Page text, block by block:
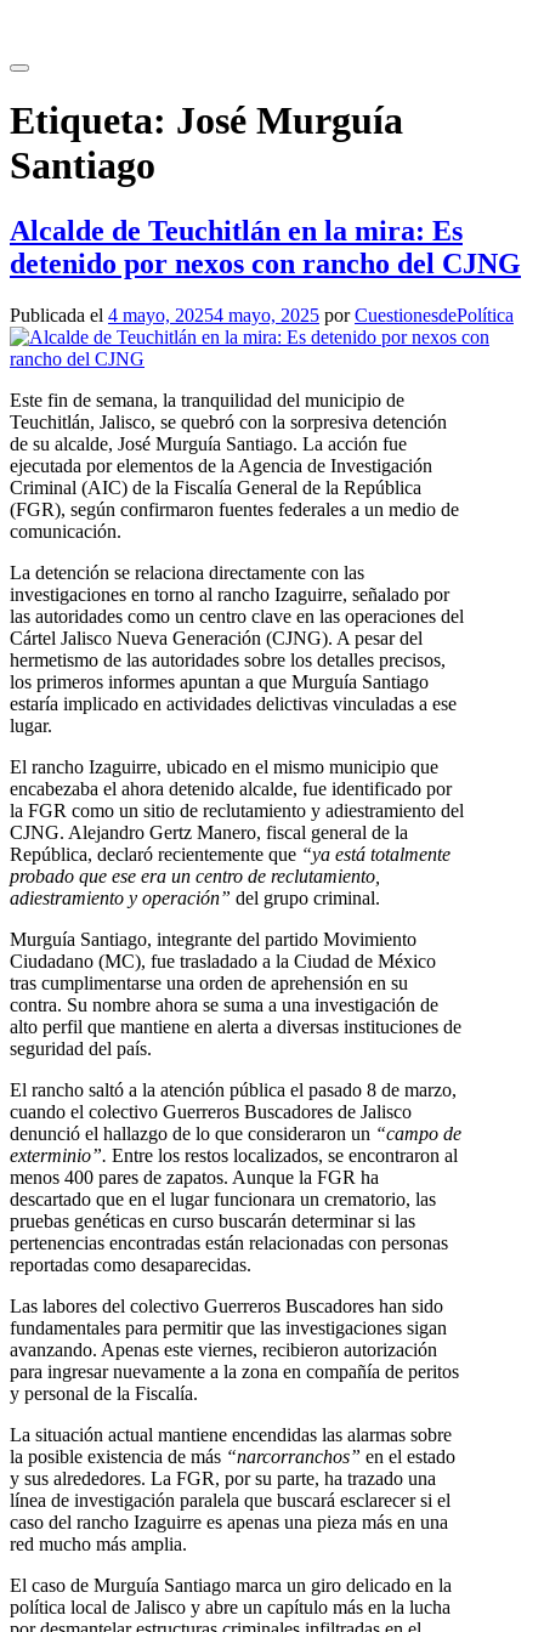
contenido
Etiqueta: José Murguía
Santiago
Alcalde de Teuchitlán en la mira: Es
detenido por nexos con rancho del CJNG
Publicada el 4 mayo, 20254 mayo, 2025 porCuestionesdePolítica
Este fin de semana, la tranquilidad del municipio de
Teuchitlán, Jalisco, se quebró con la sorpresiva detención
de su alcalde, José Murguía Santiago. La acción fue
ejecutada por elementos de la Agencia de Investigación
Criminal (AIC) de la Fiscalía General de la República
(FGR), según confirmaron fuentes federales a un medio de
comunicación.
La detención se relaciona directamente con las
investigaciones en torno al rancho Izaguirre, señalado por
las autoridades como un centro clave en las operaciones del
Cártel Jalisco Nueva Generación (CJNG). A pesar del
hermetismo de las autoridades sobre los detalles precisos,
los primeros informes apuntan a que Murguía Santiago
estaría implicado en actividades delictivas vinculadas a ese
lugar.
El rancho Izaguirre, ubicado en el mismo municipio que
encabezaba el ahora detenido alcalde, fue identificado por
la FGR como un sitio de reclutamiento y adiestramiento del
CJNG. Alejandro Gertz Manero, fiscal general de la
República, declaró recientemente que “ya está totalmente
probado que ese era un centro de reclutamiento,
adiestramiento y operación” del grupo criminal.
Murguía Santiago, integrante del partido Movimiento
Ciudadano (MC), fue trasladado a la Ciudad de México
tras cumplimentarse una orden de aprehensión en su
contra. Su nombre ahora se suma a una investigación de
alto perfil que mantiene en alerta a diversas instituciones de
seguridad del país.
El rancho saltó a la atención pública el pasado 8 de marzo,
cuando el colectivo Guerreros Buscadores de Jalisco
denunció el hallazgo de lo que consideraron un “campo de
exterminio”. Entre los restos localizados, se encontraron al
menos 400 pares de zapatos. Aunque la FGR ha
descartado que en el lugar funcionara un crematorio, las
pruebas genéticas en curso buscarán determinar si las
pertenencias encontradas están relacionadas con personas
reportadas como desaparecidas.
Las labores del colectivo Guerreros Buscadores han sido
fundamentales para permitir que las investigaciones sigan
avanzando. Apenas este viernes, recibieron autorización
para ingresar nuevamente a la zona en compañía de peritos
y personal de la Fiscalía.
La situación actual mantiene encendidas las alarmas sobre
la posible existencia de más “narcorranchos” en el estado
y sus alrededores. La FGR, por su parte, ha trazado una
línea de investigación paralela que buscará esclarecer si el
caso del rancho Izaguirre es apenas una pieza más en una
red mucho más amplia.
El caso de Murguía Santiago marca un giro delicado en la
política local de Jalisco y abre un capítulo más en la lucha